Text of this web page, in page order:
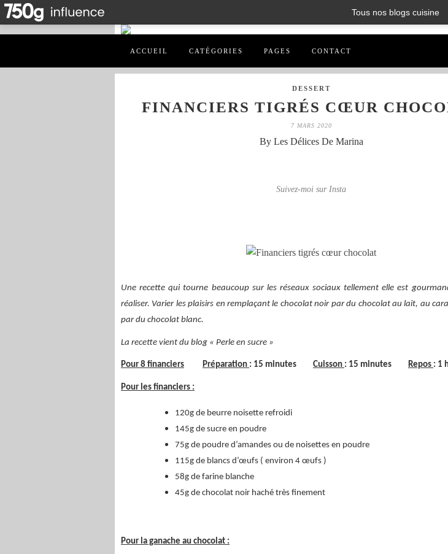
Tous nos blogs cuisine
ACCUEIL CATÉGORIES PAGES CONTACT
DESSERT
FINANCIERS TIGRÉS CŒUR
7 MARS 2020
By Les Délices De Marina
Suivez-moi sur Insta
Une recette qui tourne beaucoup sur les réseaux sociaux tellement elle est
réaliser. Varier les plaisirs en remplaçant le chocolat noir par du chocolat au lait, au
par du chocolat blanc.
La recette vient du blog « Perle en sucre »
Pour 8 financiers Préparation : 15 minutes Cuisson : 15 minutes Repos : 1
Pour les financiers :
120g de beurre noisette refroidi
145g de sucre en poudre
75g de poudre d’amandes ou de noisettes en poudre
115g de blancs d’œufs ( environ 4 œufs )
58g de farine blanche
45g de chocolat noir haché très finement
Pour la ganache au chocolat :